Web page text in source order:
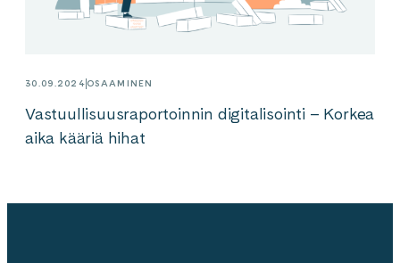
30.09.2024 OSAAMINEN
Vastuullisuusraportoinnin digitalisointi – Korkea
aika kääriä hihat